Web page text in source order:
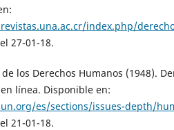
index.php/
27-01-18.
los Derechos Humanos (1948).
línea. Disponible en:
es/sections/issues-depth/
21-01-18.